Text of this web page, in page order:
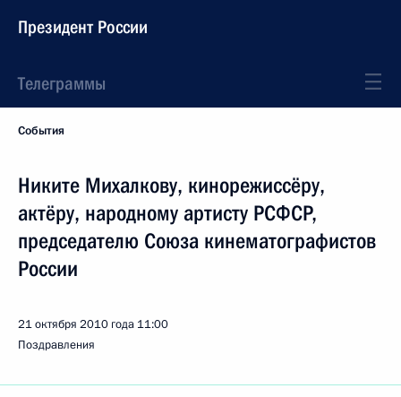
Президент России
Телеграммы
События
Никите Михалкову, кинорежиссёру,
актёру, народному артисту РСФСР,
председателю Союза кинематографистов
России
21 октября 2010 года 11:00
Поздравления